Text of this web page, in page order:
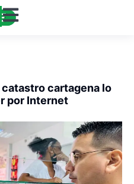
cartagena lo
por Internet